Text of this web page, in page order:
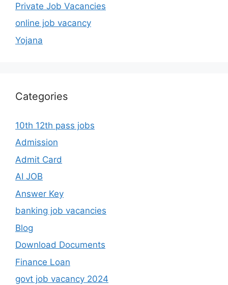
Private Job Vacancies
online job vacancy
Yojana
Categories
10th 12th pass jobs
Admission
Admit Card
AI JOB
Answer Key
banking job vacancies
Blog
Download Documents
Finance Loan
govt job vacancy 2024